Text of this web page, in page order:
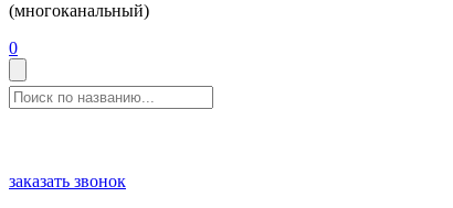
(многоканальный)
0
заказать звонок